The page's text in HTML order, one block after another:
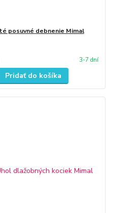
posuvné debnenie Mimal
3-7 dní
Pridať do košíka